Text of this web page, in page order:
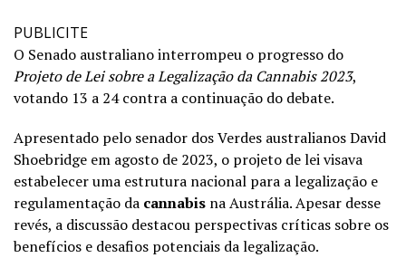
PUBLICITE
O Senado australiano interrompeu o progresso do
Projeto de Lei sobre a Legalização da Cannabis 2023,
votando 13 a 24 contra a continuação do debate.
Apresentado pelo senador dos Verdes australianos David
Shoebridge em agosto de 2023, o projeto de lei visava
estabelecer uma estrutura nacional para a legalização e
regulamentação da cannabis na Austrália. Apesar desse
revés, a discussão destacou perspectivas críticas sobre os
benefícios e desafios potenciais da legalização.